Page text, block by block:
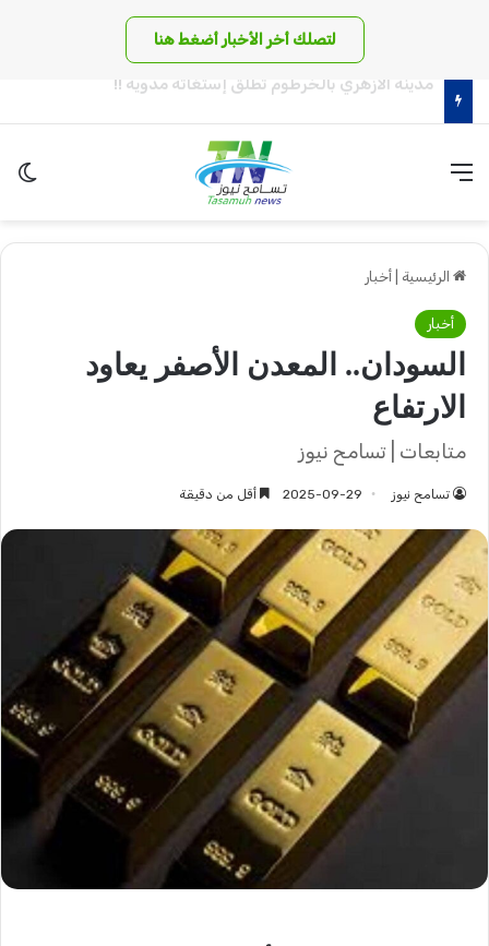
لتصلك أخر الأخبار أضغط هنا
القائمة
الرئيسية أخبار
أخبار
السودان.. المعدن الأصفر يعاود
الارتفاع
متابعات | تسامح نيوز
تسامح نيوز 2025-09-29 أقل من دقيقة